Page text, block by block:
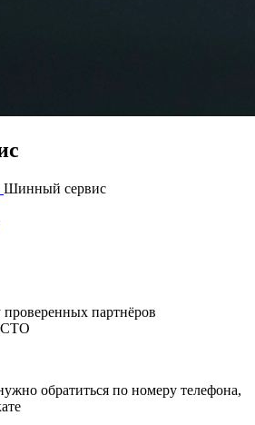
Шинный сервис
партнёров
СТО
обратиться по номеру телефона,